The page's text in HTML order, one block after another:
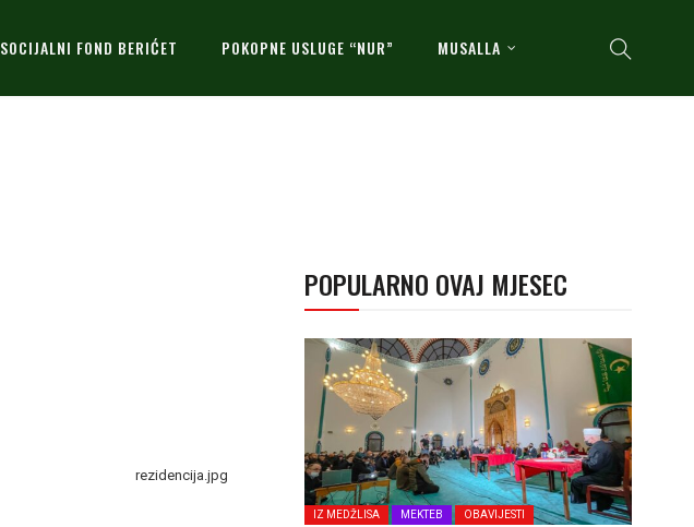
SOCIJALNI FOND BERIĆET POKOPNE USLUGE “NUR” MUSALLA
rezidencija.jpg
POPULARNO OVAJ MJESEC
IZ MEDŽLISA MEKTEB OBAVIJESTI